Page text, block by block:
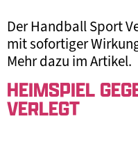
Der Handball Sport
mit sofortiger
Mehr dazu im Artikel.
HEIMSPIEL
VERLEGT